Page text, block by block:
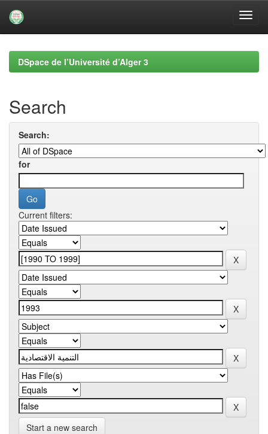
navigationDSpace de l’Université d’Alger 3
Search
Search:
for
Current filters:
Start a new search